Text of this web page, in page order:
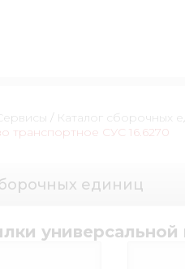
Сервисы / Каталог сборочных
транспортное СУС 16.6270
единиц
универсальной